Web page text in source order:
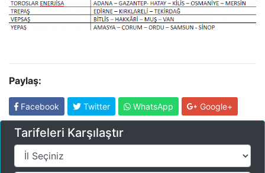
Paylaş:
Facebook Twitter WhatsApp Google+
Tarifeleri Karşılaştır